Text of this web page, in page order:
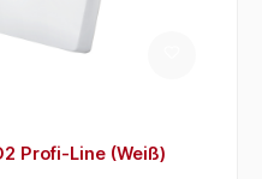
Profi-Line (Weiß)